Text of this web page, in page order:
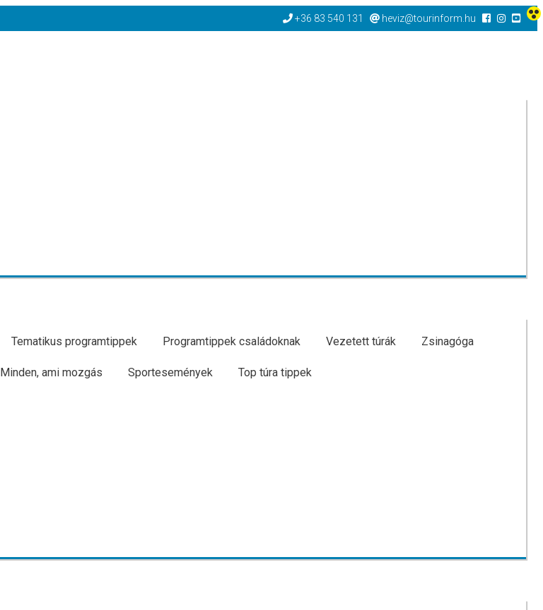
+36 83 540 131 heviz@tourinform.hu
Tematikus programtippek Programtippek családoknak Vezetett túrák Zsinagóga
Minden, ami mozgás Sportesemények Top túra tippek